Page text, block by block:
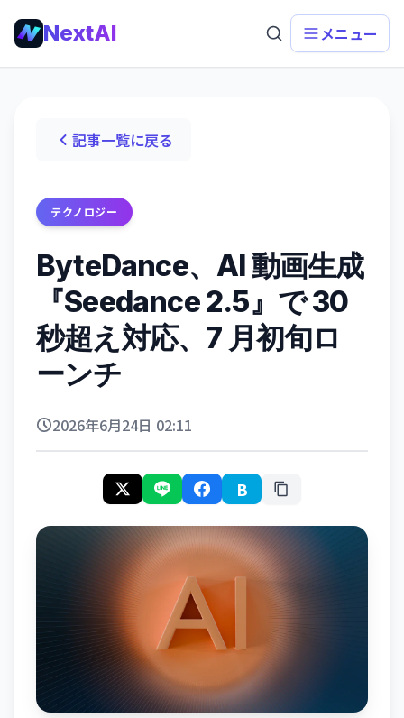
NextAI メニュー
記事一覧に戻る
テクノロジー
ByteDance、AI 動画生成
『Seedance 2.5』で 30
秒超え対応、7 月初旬ロ
ーンチ
2026年6月24日 02:11
B